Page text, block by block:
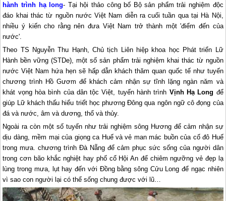
hành trình hạ long- Tại hội thảo công bố Bộ sản phẩm trải nghiệm độc
đáo khai thác từ nguồn nước Việt Nam diễn ra cuối tuần qua tại Hà Nội,
nhiều ý kiến cho rằng nên đưa Việt Nam trở thành một 'điểm đến của
nước'.
Theo TS Nguyễn Thu Hạnh, Chủ tịch Liên hiệp khoa học Phát triển Lữ
Hành bền vững (STDe), một số sản phẩm trải nghiệm khai thác từ nguồn
nước Việt Nam hứa hẹn sẽ hấp dẫn khách thăm quan quốc tế như tuyến
chương trình Hồ Gươm để khách cảm nhận sự tĩnh lặng ngàn năm và
khát vọng hòa bình của dân tộc Việt, tuyến hành trình Vịnh Hạ Long để
giúp Lữ khách thấu hiểu triết học phương Đông qua ngôn ngữ cô đọng của
đá và nước, âm và dương, thổ và thủy.
Ngoài ra còn một số tuyến như trải nghiệm sông Hương để cảm nhận sự
dịu dàng, mềm mại của giọng ca Huế và vẻ man mác buồn của cố đô Huế
trong mưa. chương trình Đà Nẵng để cảm phục sức sống của người dân
trong cơn bão khắc nghiệt hay phố cổ Hội An để chiêm ngưỡng vẻ đẹp lạ
lùng trong mưa, lụt hay đến với Đồng bằng sông Cửu Long để ngạc nhiên
vì sao con người lại có thể sống chung được với lũ…